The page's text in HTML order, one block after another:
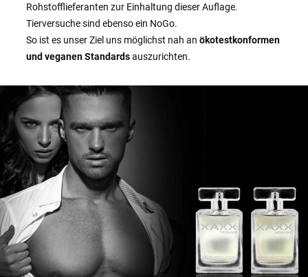
Rohstofflieferanten zur Einhaltung dieser Auflage.
Tierversuche sind ebenso ein NoGo.
So ist es unser Ziel uns möglichst nah anökotestkonformen
und veganen Standardsauszurichten.